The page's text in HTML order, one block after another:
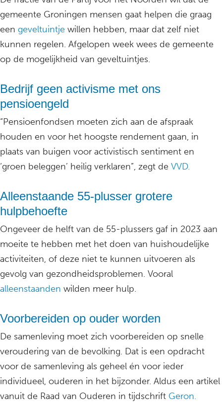
gemeente Groningen mensen gaat helpen die graag
een geveltuintje willen hebben, maar dat zelf niet
kunnen regelen. Afgelopen week wees de gemeente
op de mogelijkheid van geveltuintjes.
Bedrijf geen activisme met ons
pensioengeld
“Pensioenfondsen moeten zich aan de afspraak
houden en voor het hoogste rendement gaan, in
plaats van buigen voor activistisch sentiment en
‘groen beleggen’ heilig verklaren”, zegt de VVD.
Alleenstaande 55-plusser grotere
hulpbehoefte
Ongeveer de helft van de 55-plussers gaf in 2023 aan
moeite te hebben met het doen van huishoudelijke
activiteiten, of deze niet te kunnen uitvoeren als
gevolg van gezondheidsproblemen. Vooral
alleenstaanden wilden meer hulp.
Voorbereiden op ouder worden
De samenleving moet zich voorbereiden op snelle
veroudering van de bevolking. Dat is een opdracht
voor de samenleving als geheel én voor ieder
individueel, ouderen in het bijzonder. Aldus een artikel
vanuit de Raad van Ouderen in tijdschrift Geron.